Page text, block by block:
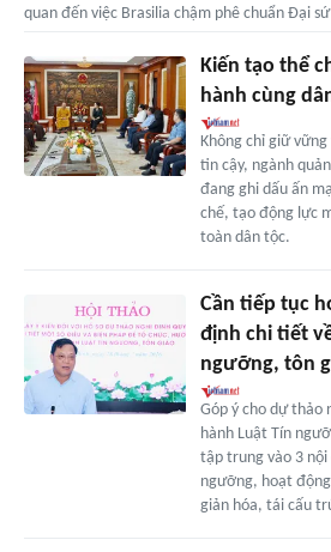
quan đến việc Brasilia chậm phê chuẩn Đại
Kiến tạo thể
hành cùng
Không chỉ giữ
tin cậy, ngành
đang ghi dấu ấn
chế, tạo động lực
toàn dân tộc.
Cần tiếp tục
định chi tiết
ngưỡng, tôn
Góp ý cho dự thảo
hành Luật Tín
tập trung vào 3
ngưỡng, hoạt
giản hóa, tái cấu